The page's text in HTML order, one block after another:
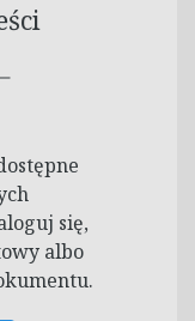
się,
albo